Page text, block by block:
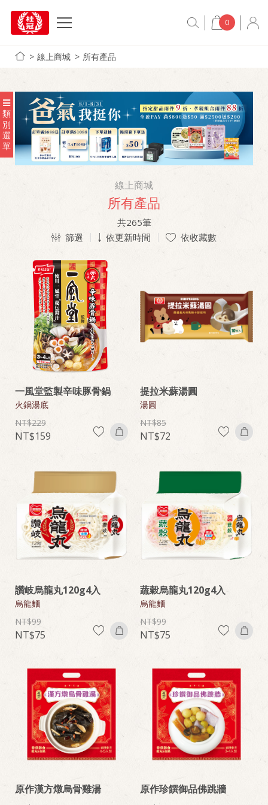
0
線上商城 所有產品
類
別
選
單
線上商城
所有產品
共265筆
篩選
依更新時間 依收藏數
一風堂監製辛味豚骨鍋
火鍋湯底
229
159
提拉米蘇湯圓
湯圓
85
72
讚岐烏龍丸120g4入
烏龍麵
99
75
蔬穀烏龍丸120g4入
烏龍麵
99
75
原作漢方燉烏骨雞湯 原作珍饌御品佛跳牆